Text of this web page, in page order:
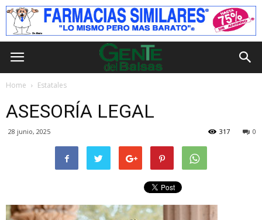
Home Estatales
ASESORÍA LEGAL
28 junio, 2025 0
317